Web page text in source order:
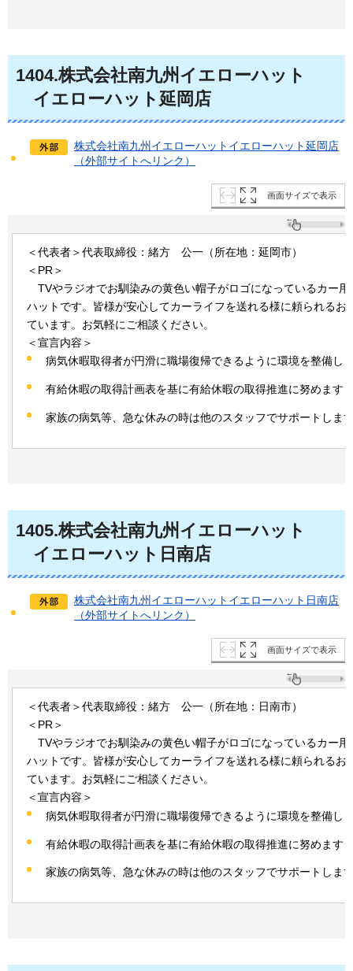
1404.株式会社南九州イエローハット
イ エローハット延岡店
株式会社南九州イエローハットイエローハット延岡店
（外部サイトへリンク）
画面サイズで表示
＜代表者＞代表取締役：緒方 公一（所在地：延岡市）
＜PR＞
TVやラジオでお馴染みの黄色い帽子がロゴになっているカー
ハットです。皆様が安心してカーライフを送れる様に頼られるお
ています。お気軽にご相談ください。
＜宣言内容＞
病気休暇取得者が円滑に職場復帰できるように環境を整備し
有給休暇の取得計画表を基に有給休暇の取得推進に努めます
家族の病気等、急な休みの時は他のスタッフでサポートしま
1405.株式会社南九州イエローハット
イ エローハット日南店
株式会社南九州イエローハットイエローハット日南店
（外部サイトへリンク）
画面サイズで表示
＜代表者＞代表取締役：緒方 公一（所在地：日南市）
＜PR＞
TVやラジオでお馴染みの黄色い帽子がロゴになっているカー
ハットです。皆様が安心してカーライフを送れる様に頼られるお
ています。お気軽にご相談ください。
＜宣言内容＞
病気休暇取得者が円滑に職場復帰できるように環境を整備し
有給休暇の取得計画表を基に有給休暇の取得推進に努めます
家族の病気等、急な休みの時は他のスタッフでサポートしま